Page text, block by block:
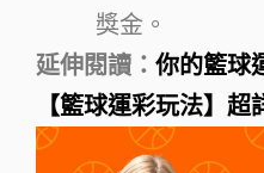
獎金。
延伸閱讀： 你的籃球
【籃球運彩玩法】超